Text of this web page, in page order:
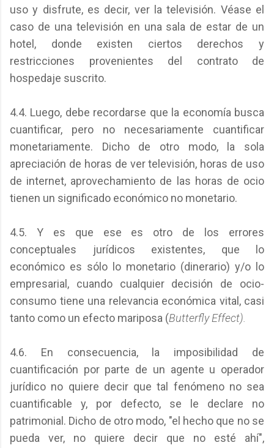
uso y disfrute, es decir, ver la televisión. Véase el
caso de una televisión en una sala de estar de un
hotel, donde existen ciertos derechos y
restricciones provenientes del contrato de
hospedaje suscrito.
4.4. Luego, debe recordarse que la economía busca
cuantificar, pero no necesariamente cuantificar
monetariamente. Dicho de otro modo, la sola
apreciación de horas de ver televisión, horas de uso
de internet, aprovechamiento de las horas de ocio
tienen un significado económico no monetario.
4.5. Y es que ese es otro de los errores
conceptuales jurídicos existentes, que lo
económico es sólo lo monetario (dinerario) y/o lo
empresarial, cuando cualquier decisión de ocio-
consumo tiene una relevancia económica vital, casi
tanto como un efecto mariposa (Butterfly Effect).
4.6. En consecuencia, la imposibilidad de
cuantificación por parte de un agente u operador
jurídico no quiere decir que tal fenómeno no sea
cuantificable y, por defecto, se le declare no
patrimonial. Dicho de otro modo, "el hecho que no se
pueda ver, no quiere decir que no esté ahí",